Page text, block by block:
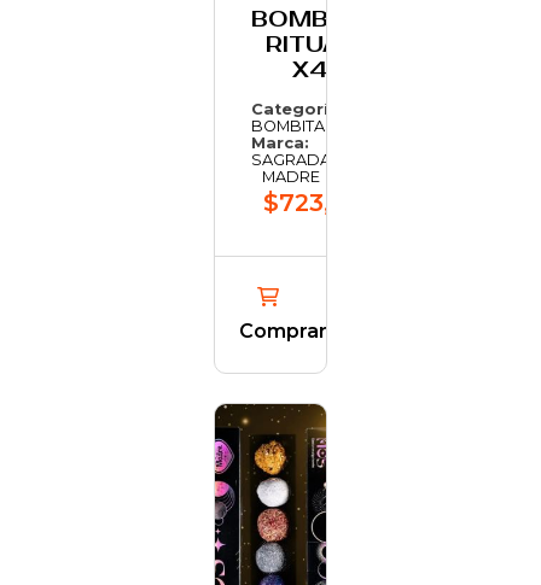
BOMBITA
RITUAL
X4
Categoría:
BOMBITAS
Marca:
SAGRADA
MADRE
$723,14
Comprar